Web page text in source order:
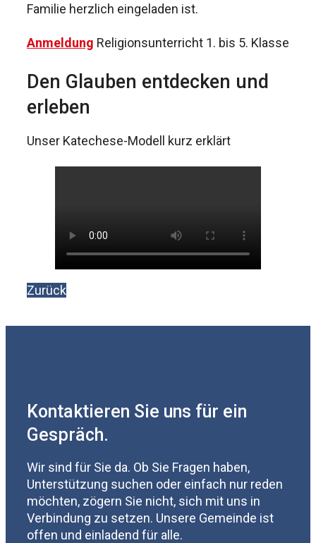
Familie herzlich eingeladen ist.
Anmeldung Religionsunterricht 1. bis 5. Klasse
Den Glauben entdecken und
erleben
Unser Katechese-Modell kurz erklärt
Zurück
Kontaktieren Sie uns für ein
Gespräch.
Wir sind für Sie da. Ob Sie Fragen haben,
Unterstützung suchen oder einfach nur reden
möchten, zögern Sie nicht, sich mit uns in
Verbindung zu setzen. Unsere Gemeinde ist
offen und einladend für alle.